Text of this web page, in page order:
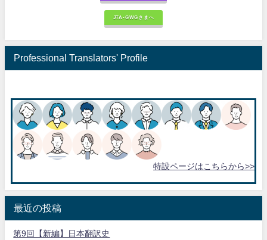
JTA-GWGさまへ
Professional Translators' Profile
特設ページはこちらから>>
最近の投稿
第9回【新編】日本翻訳史